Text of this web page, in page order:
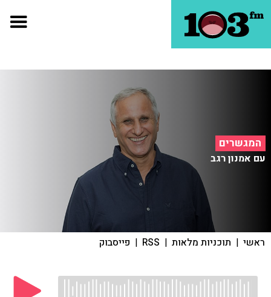
המגשרים
עם אמנון רגב
ראשי | תוכניות מלאות |
RSS
| פייסבוק